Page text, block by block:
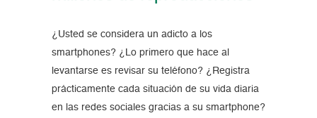
¿Usted se considera un adicto a los
smartphones? ¿Lo primero que hace al
levantarse es revisar su teléfono? ¿Registra
prácticamente cada situación de su vida diaria
en las redes sociales gracias a su smartphone?